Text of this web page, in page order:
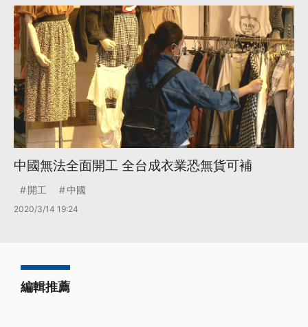
中國無法全面開工 全台成衣業恐無貨可補
開工 中國
2020/3/14 19:24
編輯推薦